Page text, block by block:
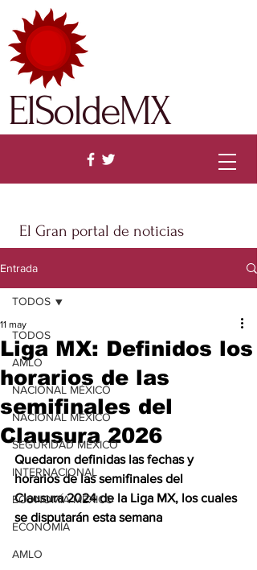
El Gran portal de noticias
ElSoldeMX
Entrada
TODOS
AMLO
NACIONAL MÉXICO
NACIONAL MÉXICO
SEGURIDAD MÉXICO
INTERNACIONAL
ECONOMÍA MÉXICO
ECONOMÍA
AMLO
TODOS
Liga MX: Definidos los
horarios de las
semifinales del
Clausura 2026
11 may
Quedaron definidas las fechas y
horarios de las semifinales del
Clausura 2024 de la Liga MX, los cuales
se disputarán esta semana